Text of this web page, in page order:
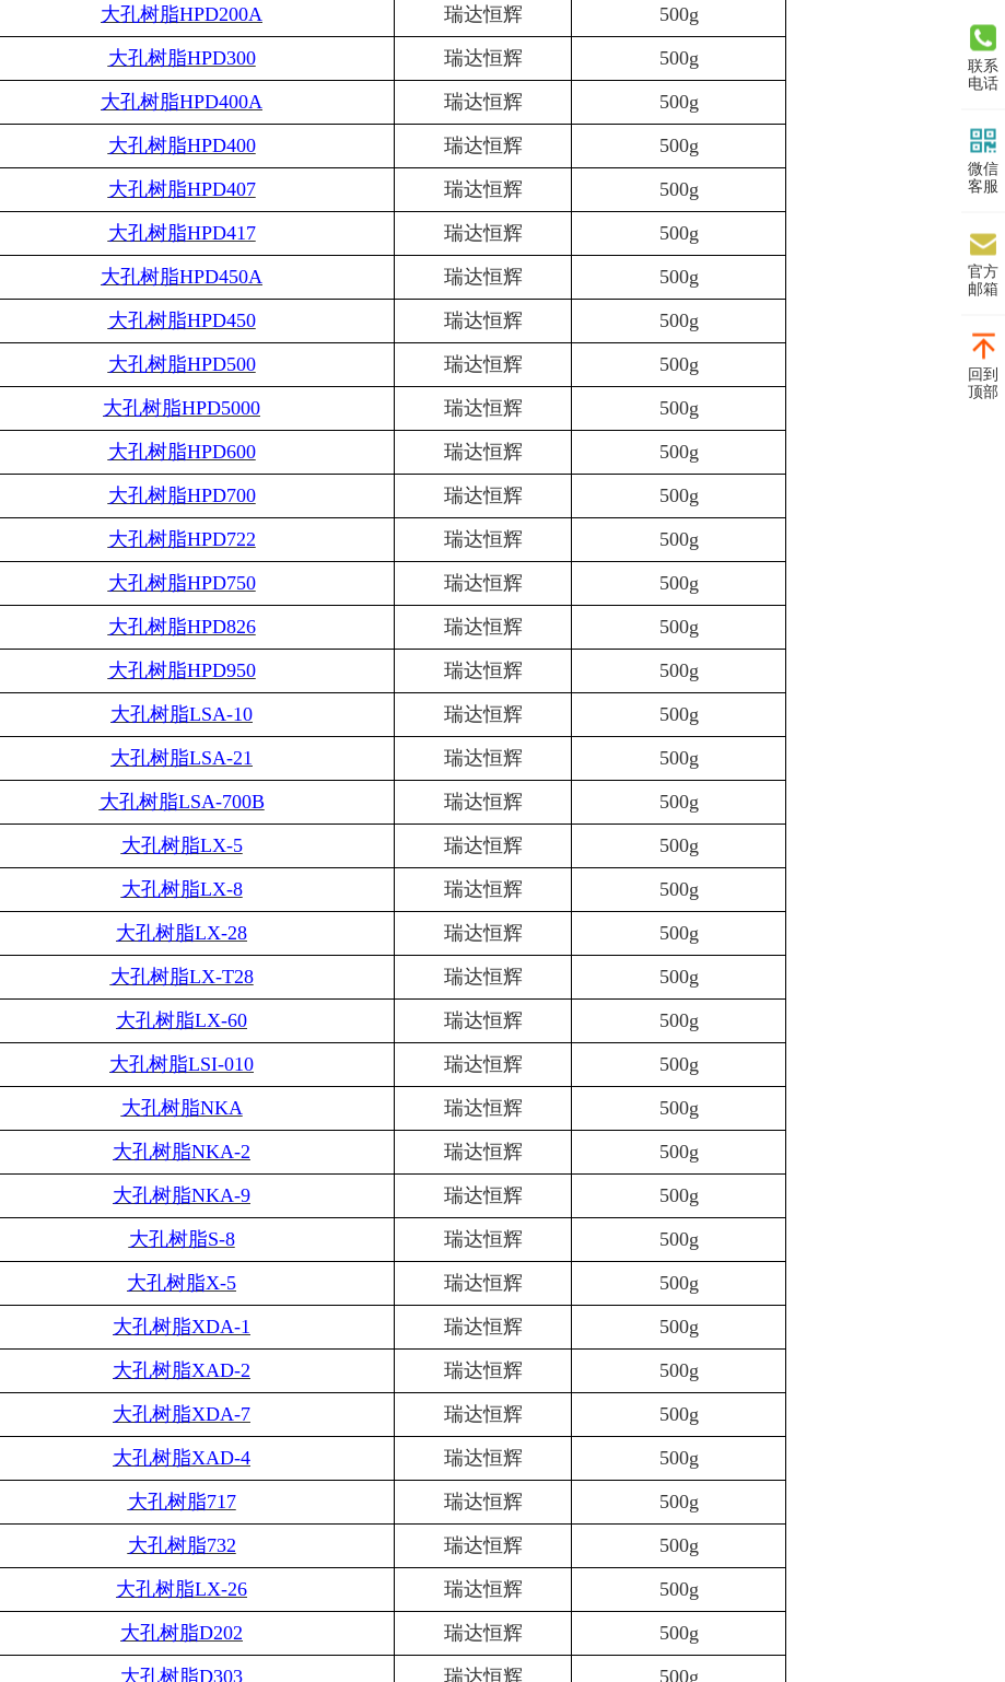
大孔树脂HPD200A 瑞达恒辉
500g
大孔树脂HPD300 瑞达恒辉
500g
大孔树脂HPD400A 瑞达恒辉
500g
大孔树脂HPD400 瑞达恒辉
500g
大孔树脂HPD407 瑞达恒辉
500g
大孔树脂HPD417 瑞达恒辉
500g
大孔树脂HPD450A 瑞达恒辉
500g
大孔树脂HPD450 瑞达恒辉
500g
大孔树脂HPD500 瑞达恒辉
500g
大孔树脂HPD5000 瑞达恒辉
500g
大孔树脂HPD600 瑞达恒辉
500g
大孔树脂HPD700 瑞达恒辉
500g
大孔树脂HPD722 瑞达恒辉
500g
大孔树脂HPD750 瑞达恒辉
500g
大孔树脂HPD826 瑞达恒辉
500g
大孔树脂HPD950 瑞达恒辉
500g
大孔树脂LSA-10 瑞达恒辉
500g
大孔树脂LSA-21 瑞达恒辉
500g
大孔树脂LSA-700B 瑞达恒辉
500g
大孔树脂LX-5 瑞达恒辉
500g
大孔树脂LX-8 瑞达恒辉
500g
大孔树脂LX-28 瑞达恒辉
500g
大孔树脂LX-T28 瑞达恒辉
500g
大孔树脂LX-60 瑞达恒辉
500g
大孔树脂LSI-010 瑞达恒辉
500g
大孔树脂NKA 瑞达恒辉
500g
大孔树脂NKA-2 瑞达恒辉
500g
大孔树脂NKA-9 瑞达恒辉
500g
大孔树脂S-8 瑞达恒辉
500g
大孔树脂X-5 瑞达恒辉
500g
大孔树脂XDA-1 瑞达恒辉
500g
大孔树脂XAD-2 瑞达恒辉
500g
大孔树脂XDA-7 瑞达恒辉
500g
大孔树脂XAD-4 瑞达恒辉
500g
大孔树脂717 瑞达恒辉
500g
大孔树脂732 瑞达恒辉
500g
大孔树脂LX-26 瑞达恒辉
500g
大孔树脂D202 瑞达恒辉
500g
大孔树脂D303 瑞达恒辉 500g
联系
电话
微信
客服
官方
邮箱
回到
顶部